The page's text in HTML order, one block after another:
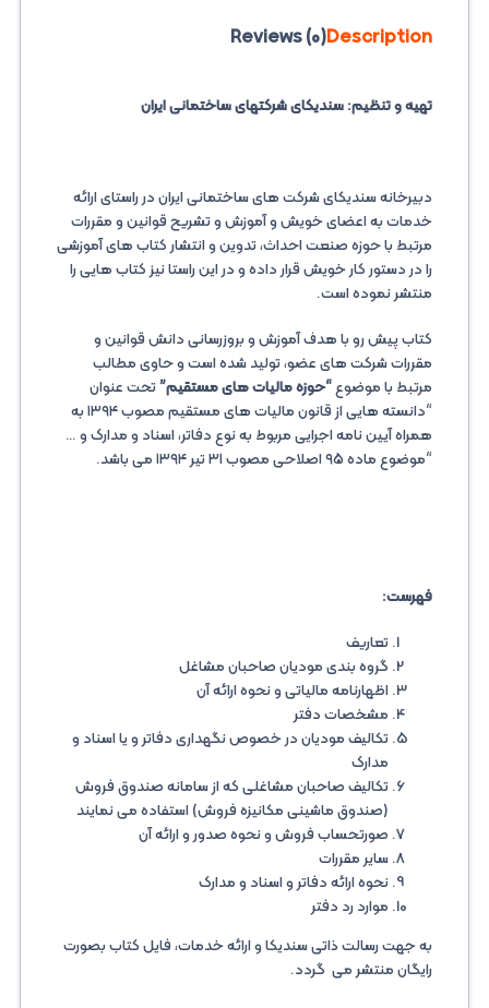
Description
Reviews (0)
تهیه و تنظیم: سندیکای شرکتهای ساختمانی ایران
دبیرخانه سندیکای شرکت های ساختمانی ایران در راستای ارائه
خدمات به اعضای خویش و آموزش و تشریح قوانین و مقررات
مرتبط با حوزه صنعت احداث، تدوین و انتشار کتاب های آموزشی
را در دستور کار خویش قرار داده و در این راستا نیز کتاب هایی را
منتشر نموده است.
کتاب پیش رو با هدف آموزش و بروزرسانی دانش قوانین و
مقررات شرکت های عضو، تولید شده است و حاوی مطالب
مرتبط با موضوع“حوزه مالیات های مستقیم”تحت عنوان
“دانسته هایی از قانون مالیات های مستقیم مصوب ۱۳۹۴ به
همراه آیین نامه اجرایی مربوط به نوع دفاتر، اسناد و مدارک و …
“موضوع ماده ۹۵ اصلاحی مصوب ۳۱ تیر ۱۳۹۴ می باشد.
فهرست:
تعاریف
گروه بندی مودیان صاحبان مشاغل
اظهارنامه مالیاتی و نحوه ارائه آن
مشخصات دفتر
تکالیف مودیان در خصوص نگهداری دفاتر و یا اسناد و
مدارک
تکالیف صاحبان مشاغلی که از سامانه صندوق فروش
(صندوق ماشینی مکانیزه فروش) استفاده می نمایند
صورتحساب فروش و نحوه صدور و ارائه آن
سایر مقررات
نحوه ارائه دفاتر و اسناد و مدارک
موارد رد دفتر
به جهت رسالت ذاتی سندیکا و ارائه خدمات، فایل کتاب بصورت
رایگان منتشر می گردد.